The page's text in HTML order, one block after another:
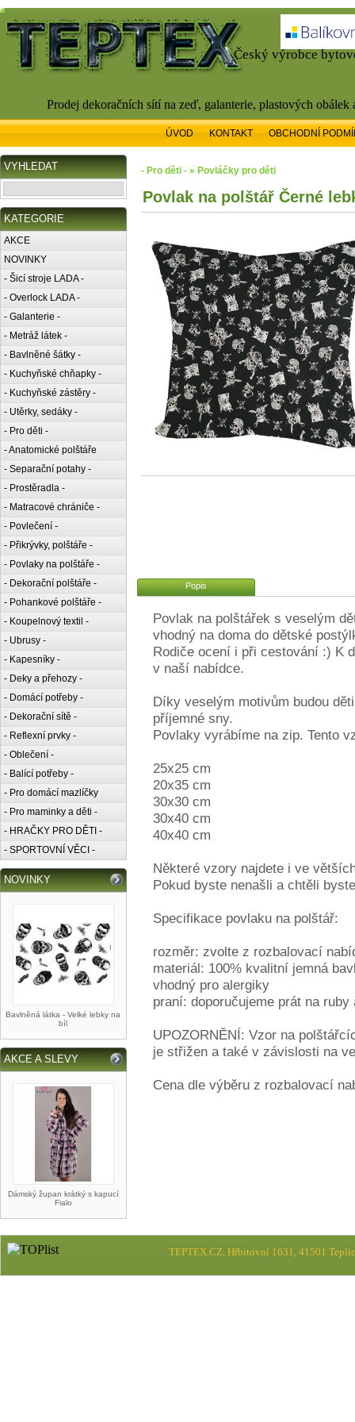
Český výrobce
Prodej dekoračních sítí na zeď, galanterie, plastových
ÚVOD KONTAKT OBCHODNÍ
VYHLEDAT
KATEGORIE
AKCE
NOVINKY
- Šicí stroje LADA -
- Overlock LADA -
- Galanterie -
- Metráž látek -
- Bavlněné šátky -
- Kuchyňské chňapky -
- Kuchyňské zástěry -
- Utěrky, sedáky -
- Pro děti -
- Anatomické polštáře
- Separační potahy -
- Prostěradla -
- Matracové chrániče -
- Povlečení -
- Přikrývky, polštáře -
- Povlaky na polštáře -
- Dekorační polštáře -
- Pohankové polštáře -
- Koupelnový textil -
- Ubrusy -
- Kapesníky -
- Deky a přehozy -
- Domácí potřeby -
- Dekorační sítě -
- Reflexní prvky -
- Oblečení -
- Balící potřeby -
- Pro domácí mazlíčky
- Pro maminky a děti -
- HRAČKY PRO DĚTI -
- SPORTOVNÍ VĚCI -
NOVINKY
Bavlněná látka - Velké lebky na
bíl
AKCE A SLEVY
Dámský župan krátký s kapucí
Fialo
- Pro děti - » Povláčky pro děti
Povlak na polštář Černé
Popis
Povlak na polštářek s veselým
vhodný na doma do dětské
Rodiče ocení i při cestování :) K
v naší nabídce.
Díky veselým motivům budou
příjemné sny.
Povlaky vyrábíme na zip. Tento
25x25 cm
20x35 cm
30x30 cm
30x40 cm
40x40 cm
Některé vzory najdete i ve
Pokud byste nenašli a chtěli
Specifikace povlaku na polštář:
rozměr: zvolte z rozbalovací
materiál: 100% kvalitní jemná
vhodný pro alergiky
praní: doporučujeme prát na
UPOZORNĚNÍ: Vzor na
je střižen a také v závislosti na
Cena dle výběru z rozbalovací
TEPTEX.CZ, Hřbitovní 1631, 41501